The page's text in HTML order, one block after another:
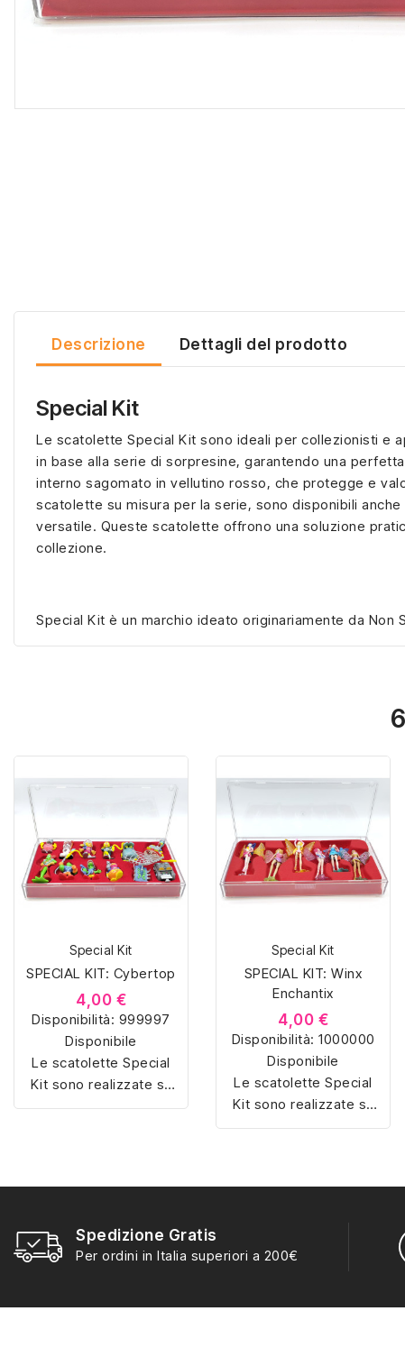
Descrizione Dettagli del prodotto
Special Kit
Le scatolette Special Kit sono ideali per collezionisti e
in base alla serie di sorpresine, garantendo una
interno sagomato in vellutino rosso, che protegge e
scatolette su misura per la serie, sono disponibili
versatile. Queste scatolette offrono una soluzione
collezione.
Special Kit è un marchio ideato originariamente da
Special Kit
SPECIAL KIT: Cybertop
4,00 €
Disponibilità: 999997
Disponibile
Le scatolette Special
Kit sono realizzate su
misura con materiali di
offrono soluzioni
organizzare e mostrare
la tua collezione di
Special Kit
SPECIAL KIT: Winx
Enchantix
4,00 €
Disponibilità: 1000000
Disponibile
Le scatolette Special
Kit sono realizzate su
misura con materiali di
vellutino rosso e
organizzare e mostrare
la tua collezione di
Spedizione Gratis
Per ordini in Italia superiori a 200€